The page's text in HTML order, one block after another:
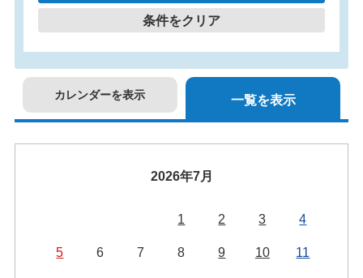
条件をクリア
カレンダーを表示 一覧を表示
2026年7月
1 2 3 4
5 6 7 8 9 10 11